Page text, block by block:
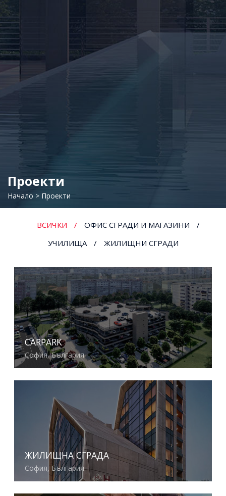
Проекти
Начало > Проекти
ВСИЧКИ
ОФИС СГРАДИ И МАГАЗИНИ
УЧИЛИЩА
ЖИЛИЩНИ СГРАДИ
CARPARK
София, България
ЖИЛИЩНА СГРАДА
София, България